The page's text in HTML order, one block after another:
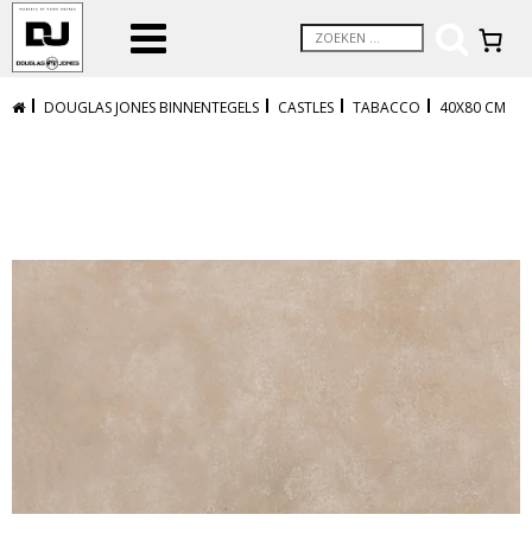
DOUGLAS JONES BINNENTEGELS CASTLES TABACCO 40X80 CM